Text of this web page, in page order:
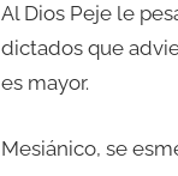
Al Dios Peje le
dictados que
es mayor.
Mesiánico, se